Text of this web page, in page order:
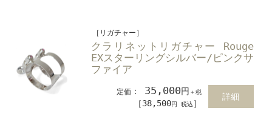
［リガチャー］
クラリネットリガチャー Rouge
EXスターリングシルバー/ピンクサ
ファイア
定価 ： 35,000円 ＋税
［38,500円 税込 ］
詳細